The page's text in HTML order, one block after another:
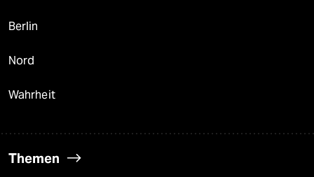
Berlin
Nord
Wahrheit
Themen